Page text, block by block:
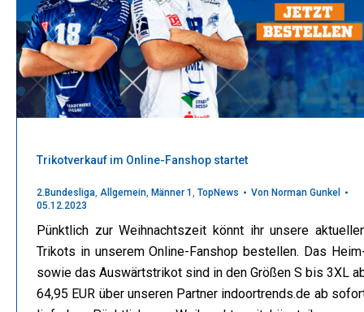
Trikotverkauf im Online-Fanshop startet
2.Bundesliga, Allgemein, Männer 1 , TopNews Von Norman Gunkel
05.12.2023
Pünktlich zur Weihnachtszeit könnt ihr unsere
Trikots in unserem Online-Fanshop bestellen. Das
sowie das Auswärtstrikot sind in den Größen S bis 3XL
64,95 EUR über unseren Partner indoortrends.de ab